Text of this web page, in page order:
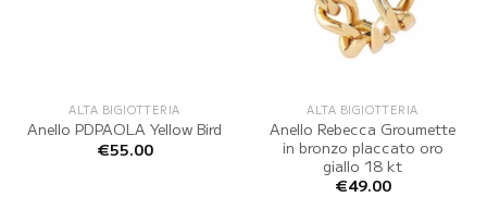
ALTA BIGIOTTERIA
Anello PDPAOLA Yellow Bird
€55.00
ALTA BIGIOTTERIA
Anello Rebecca Groumette
in bronzo placcato oro
giallo 18 kt
€49.00